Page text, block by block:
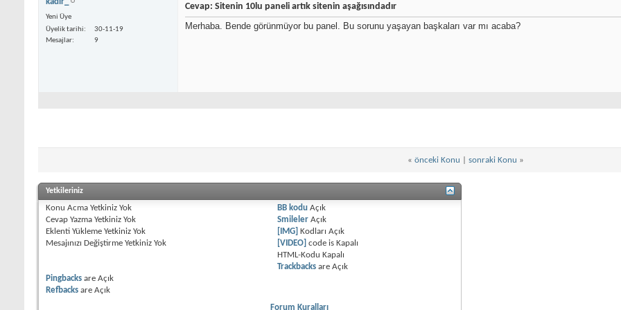
Yeni Üye
Üyelik tarihi
30-11-19
Mesajlar
9
Cevap: Sitenin 10lu paneli artık sitenin aşağısındadır
Merhaba. Bende görünmüyor bu panel. Bu sorunu yaşayan başkaları var mı acaba?
« önceki Konu sonraki Konu »
Yetkileriniz
Konu Acma Yetkiniz Yok
Cevap Yazma Yetkiniz Yok
Eklenti Yükleme Yetkiniz Yok
Mesajınızı Değiştirme Yetkiniz Yok
BB kodu Açık
Smileler Açık
[IMG] KodlarıAçık
[VIDEO] code isKapalı
HTML-KoduKapalı
Trackbacks areAçık
Pingbacks are Açık
Refbacks are Açık
Forum Kuralları